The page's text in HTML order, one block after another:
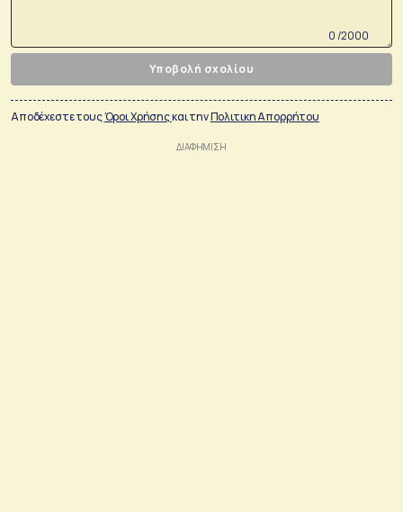
0 /2000
Υποβολή σχολίου
Αποδέχεστε τουςΌροι Χρήσηςκαι τηνΠολιτικη Απορρήτου